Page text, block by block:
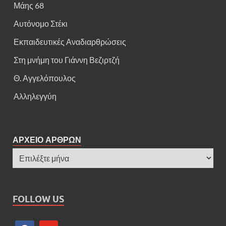
Μάης 68
Αυτόνομο Στέκι
Εκπαιδευτικές Αναδιαρθρώσεις
Στη μνήμη του Γιάννη Βεζιρτζή
Θ. Αγγελόπουλος
Αλληλεγγύη
ΑΡΧΕΙΟ ΑΡΘΡΩΝ
FOLLOW US